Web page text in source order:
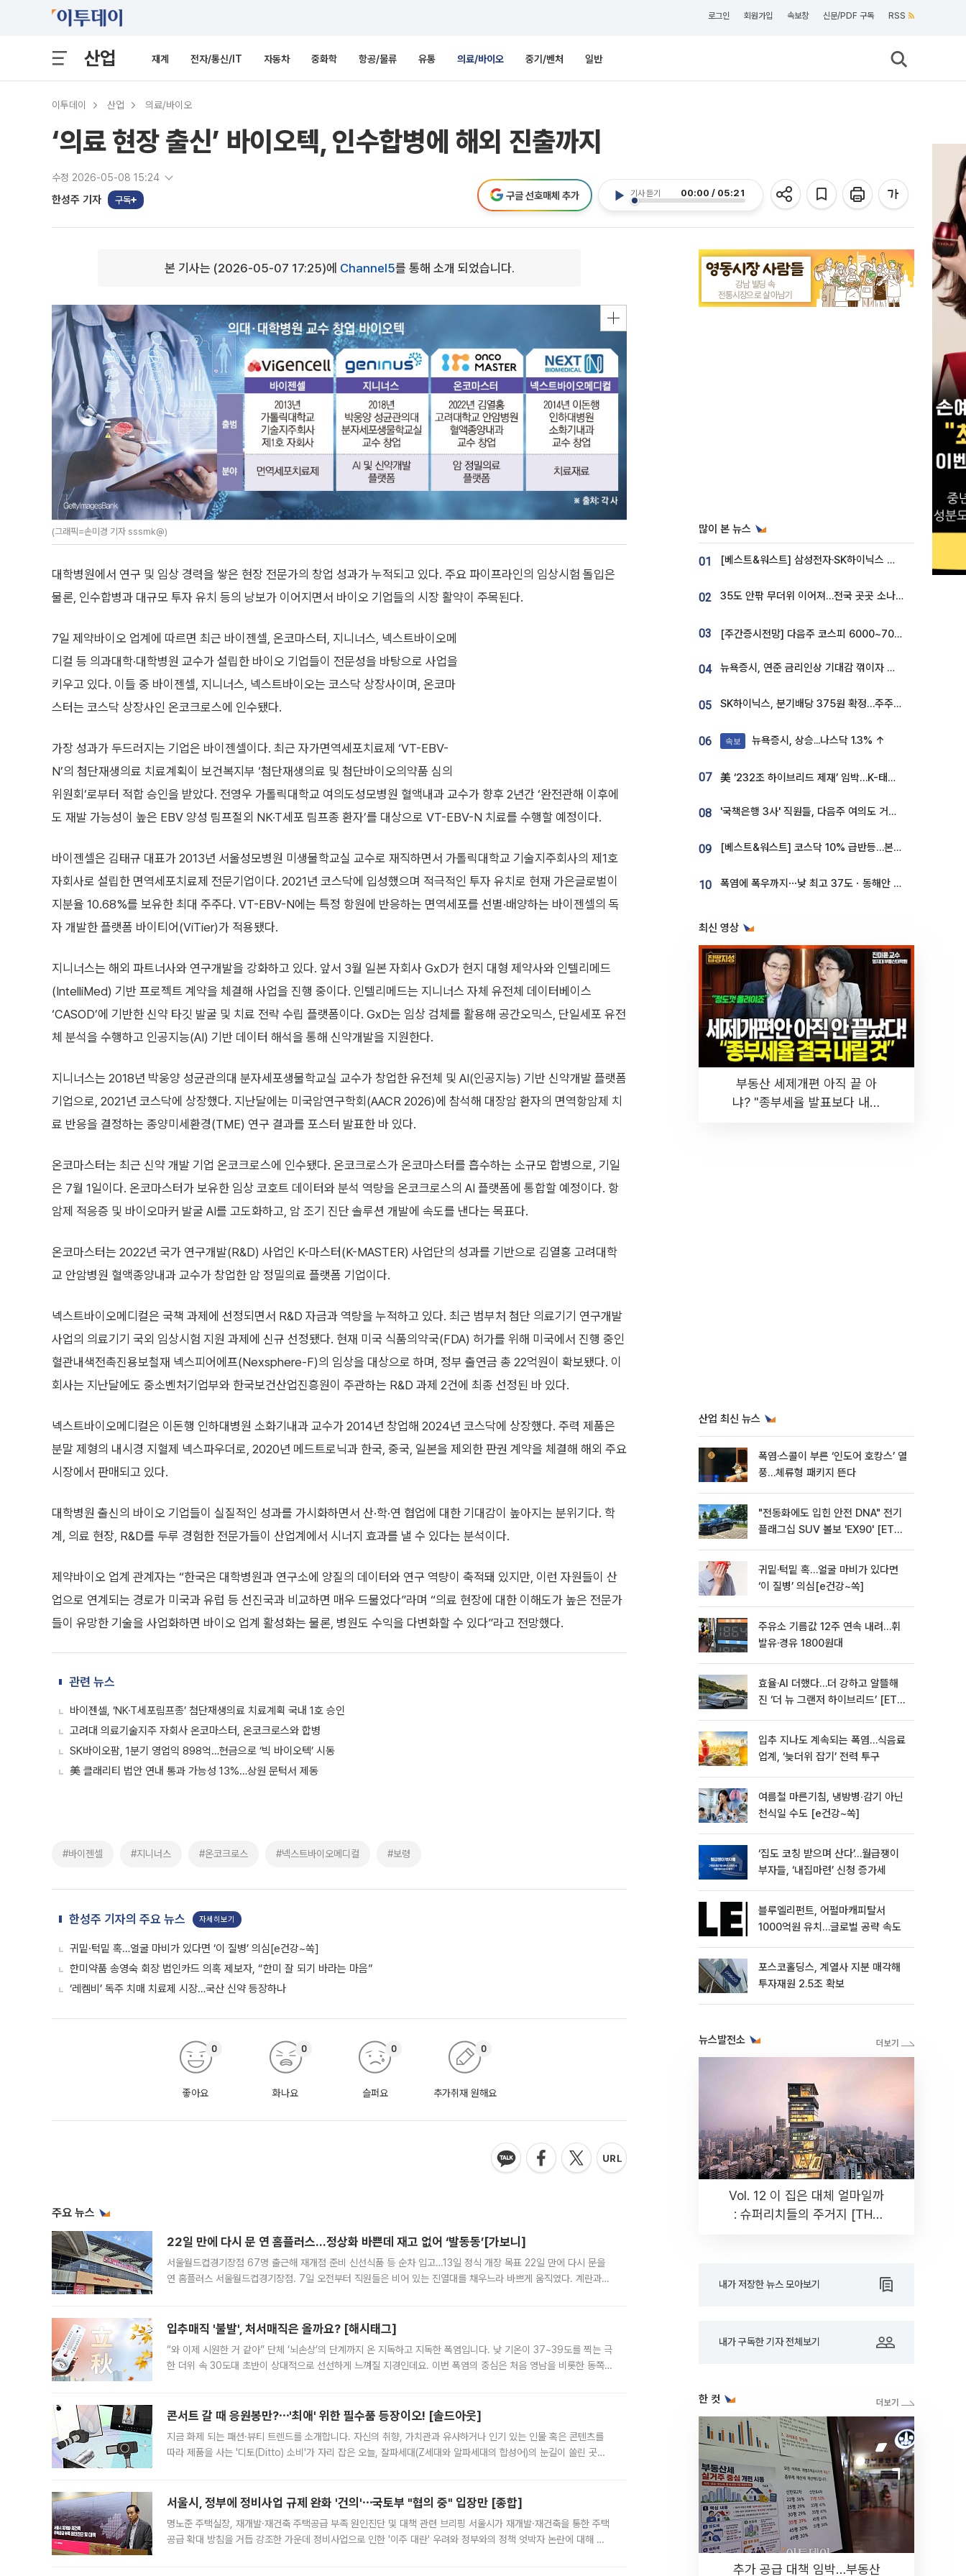
로그인 회원가입 속보창 신문/PDF 구독 RSS
산업 재계 전자/통신/IT 자동차 중화학 항공/물류 유통 의료/바이오 중기/벤처 일반
이투데이 산업 의료/바이오
‘의료 현장 출신’ 바이오텍, 인수합병에 해외 진출까지
수정 2026-05-08 15:24
한성주 기자 구독
기사 듣기 00:00 / 05:21
구글 선호매체 추가
본 기사는 (2026-05-07 17:25)에 Channel5를 통해 소개 되었습니다.
(그래픽=손미경 기자 sssmk@)
대학병원에서 연구 및 임상 경력을 쌓은 현장 전문가의 창업 성과가 누적되고 있다. 주요 파이프라인의 임상시험 돌입은
물론, 인수합병과 대규모 투자 유치 등의 낭보가 이어지면서 바이오 기업들의 시장 활약이 주목된다.
7일 제약바이오 업계에 따르면 최근 바이젠셀, 온코마스터, 지니너스, 넥스트바이오메
디컬 등 의과대학·대학병원 교수가 설립한 바이오 기업들이 전문성을 바탕으로 사업을
키우고 있다. 이들 중 바이젠셀, 지니너스, 넥스트바이오는 코스닥 상장사이며, 온코마
스터는 코스닥 상장사인 온코크로스에 인수됐다.
가장 성과가 두드러지는 기업은 바이젠셀이다. 최근 자가면역세포치료제 ‘VT-EBV-
N’의 첨단재생의료 치료계획이 보건복지부 ‘첨단재생의료 및 첨단바이오의약품 심의
위원회’로부터 적합 승인을 받았다. 전영우 가톨릭대학교 여의도성모병원 혈액내과 교수가 향후 2년간 ‘완전관해 이후에
도 재발 가능성이 높은 EBV 양성 림프절외 NK·T세포 림프종 환자’를 대상으로 VT-EBV-N 치료를 수행할 예정이다.
바이젠셀은 김태규 대표가 2013년 서울성모병원 미생물학교실 교수로 재직하면서 가톨릭대학교 기술지주회사의 제1호
자회사로 설립한 면역세포치료제 전문기업이다. 2021년 코스닥에 입성했으며 적극적인 투자 유치로 현재 가은글로벌이
지분율 10.68%를 보유한 최대 주주다. VT-EBV-N에는 특정 항원에 반응하는 면역세포를 선별·배양하는 바이젠셀의 독
자 개발한 플랫폼 바이티어(ViTier)가 적용됐다.
지니너스는 해외 파트너사와 연구개발을 강화하고 있다. 앞서 3월 일본 자회사 GxD가 현지 대형 제약사와 인텔리메드
(IntelliMed) 기반 프로젝트 계약을 체결해 사업을 진행 중이다. 인텔리메드는 지니너스 자체 유전체 데이터베이스
‘CASOD’에 기반한 신약 타깃 발굴 및 치료 전략 수립 플랫폼이다. GxD는 임상 검체를 활용해 공간오믹스, 단일세포 유전
체 분석을 수행하고 인공지능(AI) 기반 데이터 해석을 통해 신약개발을 지원한다.
지니너스는 2018년 박웅양 성균관의대 분자세포생물학교실 교수가 창업한 유전체 및 AI(인공지능) 기반 신약개발 플랫폼
기업으로, 2021년 코스닥에 상장했다. 지난달에는 미국암연구학회(AACR 2026)에 참석해 대장암 환자의 면역항암제 치
료 반응을 결정하는 종양미세환경(TME) 연구 결과를 포스터 발표한 바 있다.
온코마스터는 최근 신약 개발 기업 온코크로스에 인수됐다. 온코크로스가 온코마스터를 흡수하는 소규모 합병으로, 기일
은 7월 1일이다. 온코마스터가 보유한 임상 코호트 데이터와 분석 역량을 온코크로스의 AI 플랫폼에 통합할 예정이다. 항
암제 적응증 및 바이오마커 발굴 AI를 고도화하고, 암 조기 진단 솔루션 개발에 속도를 낸다는 목표다.
온코마스터는 2022년 국가 연구개발(R&D) 사업인 K-마스터(K-MASTER) 사업단의 성과를 기반으로 김열홍 고려대학
교 안암병원 혈액종양내과 교수가 창업한 암 정밀의료 플랫폼 기업이다.
넥스트바이오메디컬은 국책 과제에 선정되면서 R&D 자금과 역량을 누적하고 있다. 최근 범부처 첨단 의료기기 연구개발
사업의 의료기기 국외 임상시험 지원 과제에 신규 선정됐다. 현재 미국 식품의약국(FDA) 허가를 위해 미국에서 진행 중인
혈관내색전촉진용보철재 넥스피어에프(Nexsphere-F)의 임상을 대상으로 하며, 정부 출연금 총 22억원이 확보됐다. 이
회사는 지난달에도 중소벤처기업부와 한국보건산업진흥원이 주관하는 R&D 과제 2건에 최종 선정된 바 있다.
넥스트바이오메디컬은 이돈행 인하대병원 소화기내과 교수가 2014년 창업해 2024년 코스닥에 상장했다. 주력 제품은
분말 제형의 내시경 지혈제 넥스파우더로, 2020년 메드트로닉과 한국, 중국, 일본을 제외한 판권 계약을 체결해 해외 주요
시장에서 판매되고 있다.
대학병원 출신의 바이오 기업들이 실질적인 성과를 가시화하면서 산·학·연 협업에 대한 기대감이 높아지는 분위기다. 학
계, 의료 현장, R&D를 두루 경험한 전문가들이 산업계에서 시너지 효과를 낼 수 있다는 분석이다.
제약바이오 업계 관계자는 “한국은 대학병원과 연구소에 양질의 데이터와 연구 역량이 축적돼 있지만, 이런 자원들이 산
업으로 연계되는 경로가 미국과 유럽 등 선진국과 비교하면 매우 드물었다”라며 “의료 현장에 대한 이해도가 높은 전문가
들이 유망한 기술을 사업화하면 바이오 업계 활성화는 물론, 병원도 수익을 다변화할 수 있다”라고 전망했다.
관련 뉴스
바이젠셀, ‘NK·T세포림프종’ 첨단재생의료 치료계획 국내 1호 승인
고려대 의료기술지주 자회사 온코마스터, 온코크로스와 합병
SK바이오팜, 1분기 영업익 898억…현금으로 ‘빅 바이오텍’ 시동
美 클래리티 법안 연내 통과 가능성 13%…상원 문턱서 제동
#바이젠셀 #지니너스 #온코크로스 #넥스트바이오메디컬 #보령
한성주 기자의 주요 뉴스 자세히보기
귀밑·턱밑 혹…얼굴 마비가 있다면 ‘이 질병’ 의심[e건강~쏙]
한미약품 송영숙 회장 법인카드 의혹 제보자, “한미 잘 되기 바라는 마음”
‘레켐비’ 독주 치매 치료제 시장…국산 신약 등장하나
좋아요
0
화나요
0
슬퍼요
0
추가취재 원해요
0
주요 뉴스
22일 만에 다시 문 연 홈플러스…정상화 바쁜데 재고 없어 ‘발동동’[가보니]
서울월드컵경기장점 67명 출근해 재개점 준비 신선식품 등 순차 입고…13일 정식 개장 목표 22일 만에 다시 문을
연 홈플러스 서울월드컵경기장점. 7일 오전부터 직원들은 비어 있는 진열대를 채우느라 바쁘게 움직였다. 계란과
입추매직 '불발', 처서매직은 올까요? [해시태그]
“와 이제 시원한 거 같아” 단체 ‘뇌손상’의 단계까지 온 지독하고 지독한 폭염입니다. 낮 기온이 37~39도를 찍는 극
한 더위 속 30도대 초반이 상대적으로 선선하게 느껴질 지경인데요. 이번 폭염의 중심은 처음 영남을 비롯한 동쪽
콘서트 갈 때 응원봉만?⋯'최애' 위한 필수품 등장이오! [솔드아웃]
지금 화제 되는 패션·뷰티 트렌드를 소개합니다. 자신의 취향, 가치관과 유사하거나 인기 있는 인물 혹은 콘텐츠를
따라 제품을 사는 '디토(Ditto) 소비'가 자리 잡은 오늘, 잘파세대(Z세대와 알파세대의 합성어)의 눈길이 쏠린 곳은
서울시, 정부에 정비사업 규제 완화 '건의'⋯국토부 "협의 중" 입장만 [종합]
명노준 주택실장, 재개발·재건축 주택공급 부족 원인진단 및 대책 관련 브리핑 서울시가 재개발·재건축을 통한 주택
공급 확대 방침을 거듭 강조한 가운데 정비사업으로 인한 '이주 대란' 우려와 정부와의 정책 엇박자 논란에 대해 정
많이 본 뉴스
01 [베스트&워스트] 삼성전자·SK하이닉스 밀린 한 주…상상인증권은 85% 급등
02 35도 안팎 무더위 이어져…전국 곳곳 소나기 [오늘 날씨]
03 [주간증시전망] 다음주 코스피 6000~7000⋯“外人 수급은 정책이 변수”
04 뉴욕증시, 연준 금리인상 기대감 꺾이자 상승...S&P500 사상 최고치 [종합]
05 SK하이닉스, 분기배당 375원 확정…주주환원책 9월로 앞당겨 발표
06 속보 뉴욕증시, 상승...나스닥 1.3% ↑
07 美 ‘232조 하이브리드 제재’ 임박…K-태양광, 불확실성 털고 날개 다나
08 '국책은행 3사' 직원들, 다음주 여의도 거리 나서는 까닭은
09 [베스트&워스트] 코스닥 10% 급반등…본느, 최대주주 변경 기대에 270% 폭등
10 폭염에 폭우까지⋯낮 최고 37도ㆍ동해안 강한 비 [날씨]
최신 영상
부동산 세제개편 아직 끝 아
냐? "종부세율 발표보다 내릴
산업 최신 뉴스
폭염·스콜이 부른 ‘인도어 호캉스’ 열
풍…체류형 패키지 뜬다
"전동화에도 입힌 안전 DNA" 전기
플래그십 SUV 볼보 'EX90' [ET의
귀밑·턱밑 혹…얼굴 마비가 있다면
‘이 질병’ 의심[e건강~쏙]
주유소 기름값 12주 연속 내려…휘
발유·경유 1800원대
효율·AI 더했다…더 강하고 알뜰해
진 ‘더 뉴 그랜저 하이브리드’ [ET의
입추 지나도 계속되는 폭염…식음료
업계, ‘늦더위 잡기’ 전력 투구
여름철 마른기침, 냉방병‧감기 아닌
천식일 수도 [e건강~쏙]
‘집도 코칭 받으며 산다’…월급쟁이
부자들, ‘내집마련’ 신청 증가세
블루엘리펀트, 어펄마캐피탈서
1000억원 유치…글로벌 공략 속도
포스코홀딩스, 계열사 지분 매각해
투자재원 2.5조 확보
뉴스발전소
Vol. 12 이 집은 대체 얼마일까
: 슈퍼리치들의 주거지 [THE
내가 저장한 뉴스 모아보기
내가 구독한 기자 전체보기
한 컷
추가 공급 대책 임박…부동산